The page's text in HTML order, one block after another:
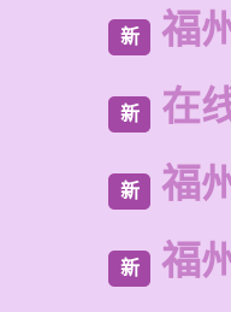
新 福
新 在
新 福
新 福